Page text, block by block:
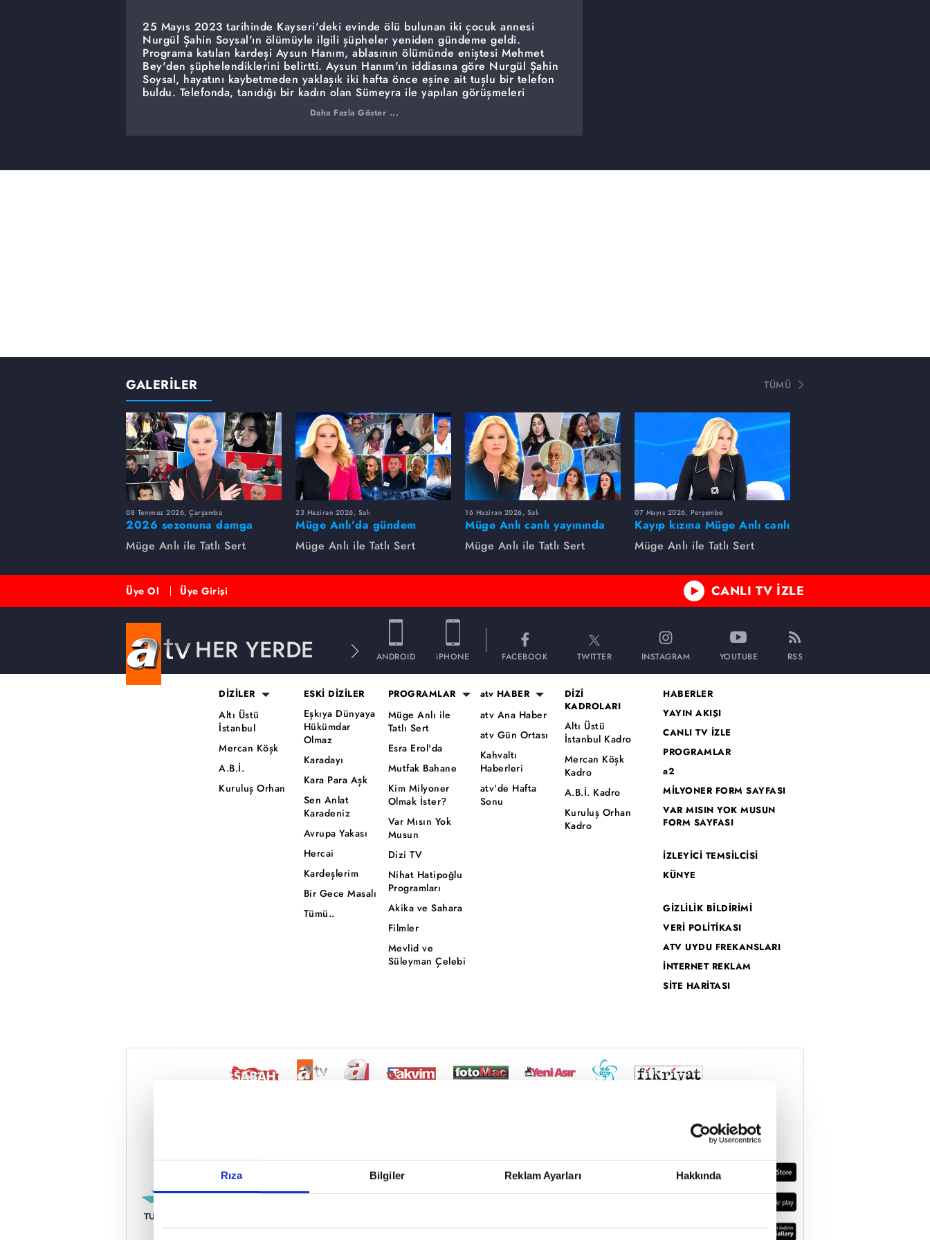
Rıza Bilgiler Reklam Ayarları Hakkında
Reddet
25 Mayıs 2023 tarihinde Kayseri'deki evinde ölü bulunan iki çocuk annesi
Nurgül Şahin Soysal'ın ölümüyle ilgili şüpheler yeniden gündeme geldi.
Programa katılan kardeşi Aysun Hanım, ablasının ölümünde eniştesi Mehmet
Bey'den şüphelendiklerini belirtti. Aysun Hanım'ın iddiasına göre Nurgül Şahin
Soysal, hayatını kaybetmeden yaklaşık iki hafta önce eşine ait tuşlu bir telefon
buldu. Telefonda, tanıdığı bir kadın olan Sümeyra ile yapılan görüşmeleri
gördüğünü söyleyen Aysun Hanım, bu durumun evliliklerinde büyük bir krize
Daha Fazla Göster ...
GALERİLER TÜMÜ
08 Temmuz 2026, Çarşamba
2026 sezonuna damga
vuran 5 Müge Anlı
dosyası...
Müge Anlı ile Tatlı Sert
23 Haziran 2026, Salı
Müge Anlı’da gündem
sarsıldı! Kayıp dosyaları ve
aile ihanetleri herkesi şoke
Müge Anlı ile Tatlı Sert
16 Haziran 2026, Salı
Müge Anlı canlı yayınında
dikkat çeken gelişmeler
yaşandı. Kayıp,
Müge Anlı ile Tatlı Sert
07 Mayıs 2026, Perşembe
Kayıp kızına Müge Anlı canlı
yayında kavuştu
Müge Anlı ile Tatlı Sert
Üye Ol Üye Girişi CANLI TV İZLE
HER YERDE ANDROID iPHONE FACEBOOK TWITTER INSTAGRAM YOUTUBE RSS
DİZİLER
Altı Üstü
İstanbul
Mercan Köşk
A.B.İ.
Kuruluş Orhan
ESKİ DİZİLER
Eşkıya Dünyaya
Hükümdar
Olmaz
Karadayı
Kara Para Aşk
Sen Anlat
Karadeniz
Avrupa Yakası
Hercai
Kardeşlerim
Bir Gece Masalı
Tümü..
PROGRAMLAR
Müge Anlı ile
Tatlı Sert
Esra Erol'da
Mutfak Bahane
Kim Milyoner
Olmak İster?
Var Mısın Yok
Musun
Dizi TV
Nihat Hatipoğlu
Programları
Akika ve Sahara
Filmler
Mevlid ve
Süleyman Çelebi
atv HABER
atv Ana Haber
atv Gün Ortası
Kahvaltı
Haberleri
atv'de Hafta
Sonu
DİZİ
KADROLARI
Altı Üstü
İstanbul Kadro
Mercan Köşk
Kadro
A.B.İ. Kadro
Kuruluş Orhan
Kadro
HABERLER
YAYIN AKIŞI
CANLI TV İZLE
PROGRAMLAR
a2
MİLYONER FORM SAYFASI
VAR MISIN YOK MUSUN
FORM SAYFASI
İZLEYİCİ TEMSİLCİSİ
KÜNYE
GİZLİLİK BİLDİRİMİ
VERİ POLİTİKASI
ATV UYDU FREKANSLARI
İNTERNET REKLAM
SİTE HARİTASI